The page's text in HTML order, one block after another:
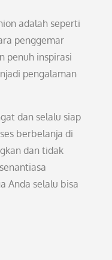
adalah seperti
penggemar
penuh inspirasi
pengalaman
dan selalu siap
berbelanja di
dan tidak
Anda selalu bisa